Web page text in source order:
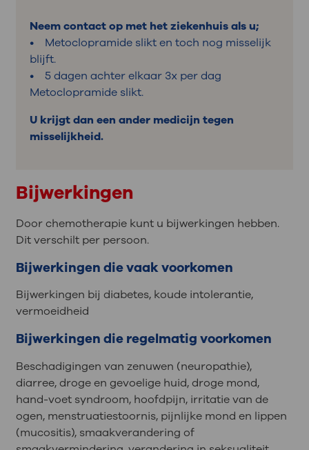
Neem contact op met het ziekenhuis als u;
• Metoclopramide slikt en toch nog misselijk
blijft.
• 5 dagen achter elkaar 3x per dag
Metoclopramide slikt.
U krijgt dan een ander medicijn tegen
misselijkheid.
Bijwerkingen
Door chemotherapie kunt u bijwerkingen hebben.
Dit verschilt per persoon.
Bijwerkingen die vaak voorkomen
Bijwerkingen bij diabetes, koude intolerantie,
vermoeidheid
Bijwerkingen die regelmatig voorkomen
Beschadigingen van zenuwen (neuropathie),
diarree, droge en gevoelige huid, droge mond,
hand-voet syndroom, hoofdpijn, irritatie van de
ogen, menstruatiestoornis, pijnlijke mond en lippen
(mucositis), smaakverandering of